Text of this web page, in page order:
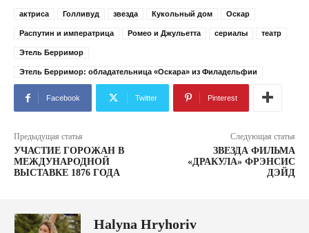
актриса Голливуд звезда Кукольный дом Оскар
Распутин и императрица Ромео и Джульетта сериалы театр
Этель Берримор
Этель Берримор: обладательница «Оскара» из Филадельфии
Facebook Twitter Pinterest
Предыдущая статья
УЧАСТИЕ ГОРОЖАН В
МЕЖДУНАРОДНОЙ
ВЫСТАВКЕ 1876 ГОДА
Следующая статья
ЗВЕЗДА ФИЛЬМА
«ДРАКУЛА» ФРЭНСИС
ДЭЙД
Halyna Hryhoriv